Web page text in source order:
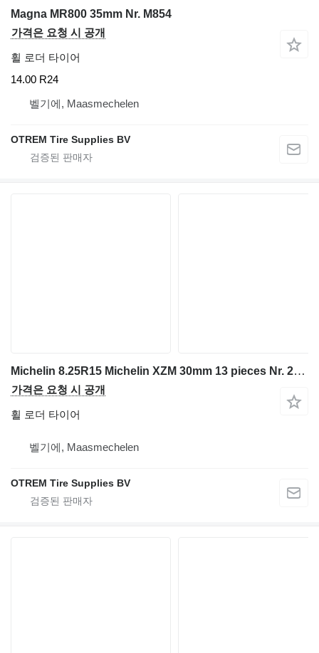
Magna MR800 35mm Nr. M854
가격은 요청 시 공개
휠 로더 타이어
14.00 R24
벨기에, Maasmechelen
OTREM Tire Supplies BV
Michelin 8.25R15 Michelin XZM 30mm 13 pieces Nr. 2367
가격은 요청 시 공개
휠 로더 타이어
벨기에, Maasmechelen
OTREM Tire Supplies BV